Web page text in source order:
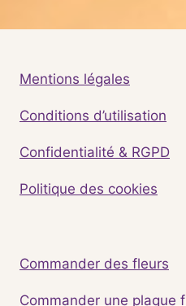
Mentions légales
Conditions d’utilisation
Confidentialité & RGPD
Politique des cookies
Commander des fleurs
Commander une plaque